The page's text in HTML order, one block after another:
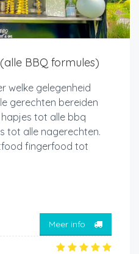
BBQ formules)
welke gelegenheid
gerechten bereiden
tot alle bbq
tot alle nagerechten.
fingerfood tot
Meer info